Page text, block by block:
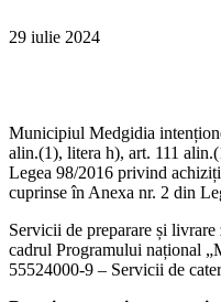
29 iulie 2024
Municipiul Medgidia
alin.(1), litera h), art. 111
Legea 98/2016 privind
cuprinse în Anexa nr. 2 din
Servicii de preparare și
cadrul Programului național
55524000-9 – Servicii de